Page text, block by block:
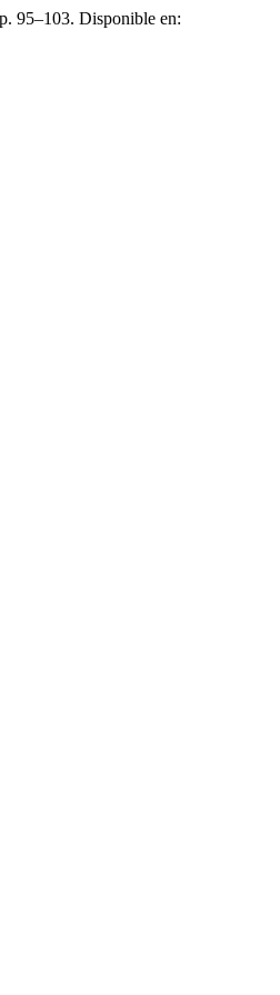
95–103. Disponible en: